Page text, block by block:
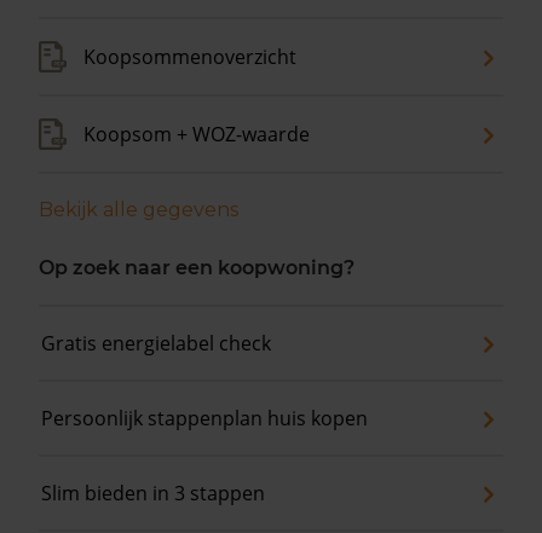
Koopsommenoverzicht
Koopsom + WOZ-waarde
Bekijk alle gegevens
Op zoek naar een koopwoning?
Gratis energielabel check
Persoonlijk stappenplan huis kopen
Slim bieden in 3 stappen